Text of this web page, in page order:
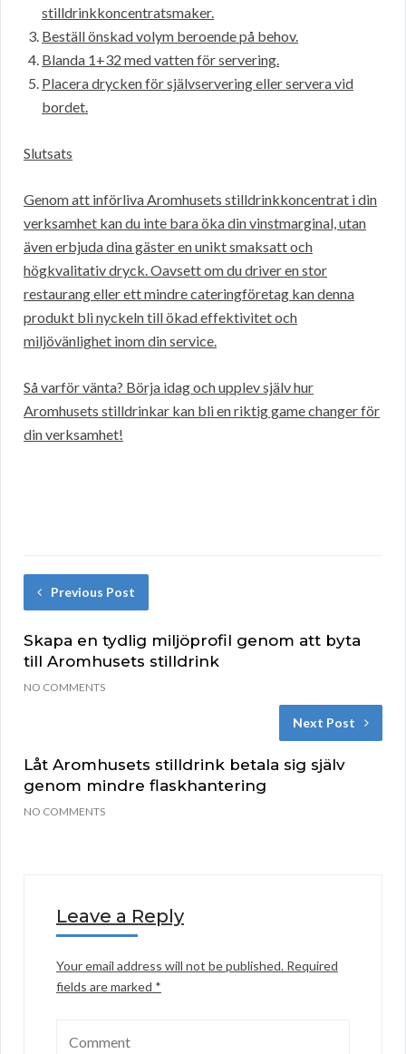
stilldrinkkoncentratsmaker.
Beställ önskad volym beroende på behov.
Blanda 1+32 med vatten för servering.
Placera drycken för självservering eller servera vid
bordet.
Slutsats
Genom att införliva Aromhusets stilldrinkkoncentrat i din
verksamhet kan du inte bara öka din vinstmarginal, utan
även erbjuda dina gäster en unikt smaksatt och
högkvalitativ dryck. Oavsett om du driver en stor
restaurang eller ett mindre cateringföretag kan denna
produkt bli nyckeln till ökad effektivitet och
miljövänlighet inom din service.
Så varför vänta? Börja idag och upplev själv hur
Aromhusets stilldrinkar kan bli en riktig game changer för
din verksamhet!
Previous Post
Skapa en tydlig miljöprofil genom att byta
till Aromhusets stilldrink
NO COMMENTS
Next Post
Låt Aromhusets stilldrink betala sig själv
genom mindre flaskhantering
NO COMMENTS
Leave a Reply
Your email address will not be published. Required
fields are marked *